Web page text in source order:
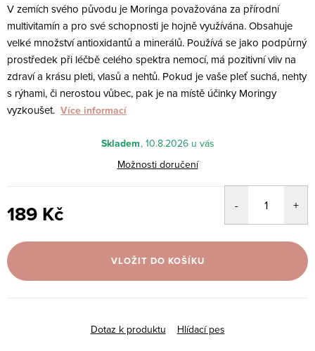
V zemích svého původu je Moringa považována za přírodní
multivitamín a pro své schopnosti je hojně využívána. Obsahuje
velké množství antioxidantů a minerálů. Používá se jako podpůrný
prostředek při léčbě celého spektra nemocí, má pozitivní vliv na
zdraví a krásu pleti, vlasů a nehtů. Pokud je vaše pleť suchá, nehty
s rýhami, či nerostou vůbec, pak je na místě účinky Moringy
vyzkoušet. Více informací
Skladem 10.8.2026
Možnosti doručení
189 Kč
cena:
VLOŽIT DO KOŠÍKU
Dotaz k produktu Hlídací pes